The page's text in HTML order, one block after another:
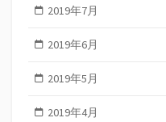
2019年7月
2019年6月
2019年5月
2019年4月